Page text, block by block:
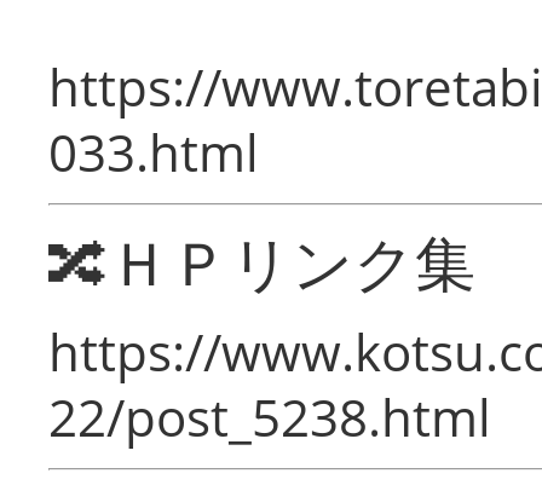
https://
033.html
🔀ＨＰリンク集
https://
22/post_5238.html